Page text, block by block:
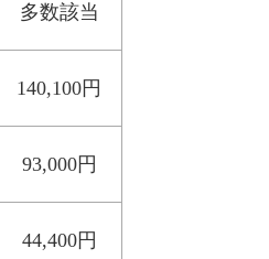
多数該当
140,100円
93,000円
44,400円